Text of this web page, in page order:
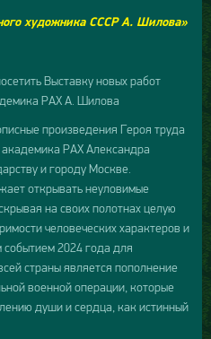
художника СССР А. Шилова»
Выставку новых работ
РАХ А. Шилова
произведения Героя труда
РАХ Александра
и городу Москве.
открывать неуловимые
на своих полотнах целую
человеческих характеров и
2024 года для
страны является пополнение
военной операции, которые
души и сердца, как истинный